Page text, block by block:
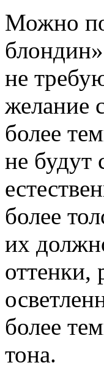
Можно
не
желание
более
не будут
более
их
оттенки,
более
тона.